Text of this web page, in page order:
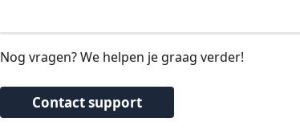
Nog vragen? We helpen je graag verder!
Contact support